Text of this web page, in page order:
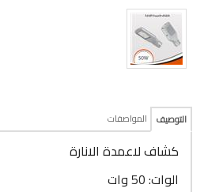
التوصيف المواصفات
كشاف لاعمدة الانارة
الوات: 50 وات